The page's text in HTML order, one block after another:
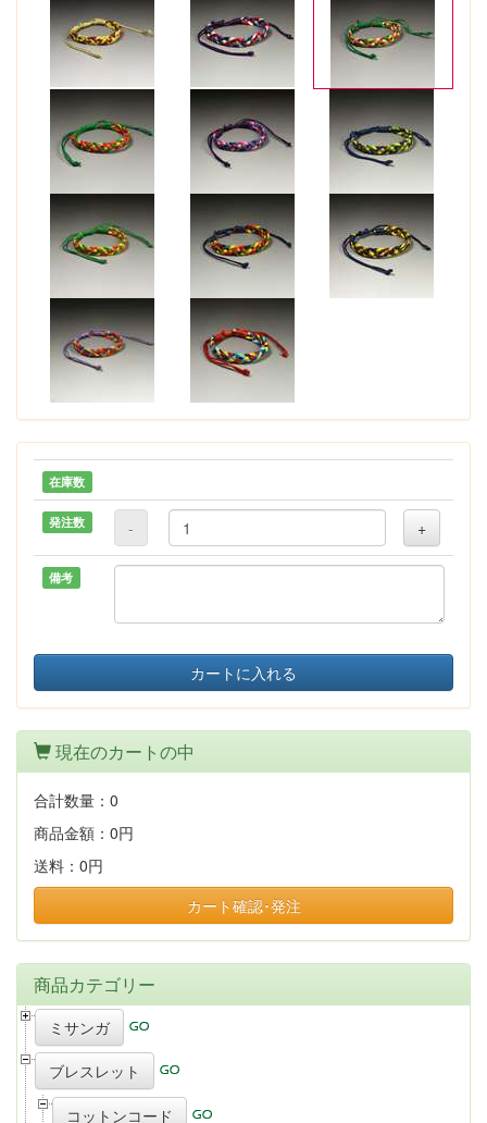
在庫数
発注数 - +
備考
カートに入れる
現在のカートの中
合計数量： 0
商品金額： 0円
送料： 0円
カート確認･発注
商品カテゴリー
ミサンガ
ブレスレット
コットンコード